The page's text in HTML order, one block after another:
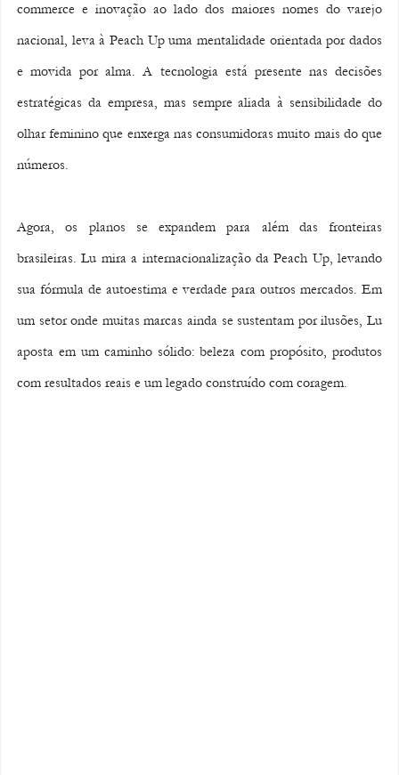
commerce e inovação ao lado dos maiores nomes do varejo
nacional, leva à Peach Up uma mentalidade orientada por dados
e movida por alma. A tecnologia está presente nas decisões
estratégicas da empresa, mas sempre aliada à sensibilidade do
olhar feminino que enxerga nas consumidoras muito mais do que
números.
Agora, os planos se expandem para além das fronteiras
brasileiras. Lu mira a internacionalização da Peach Up, levando
sua fórmula de autoestima e verdade para outros mercados. Em
um setor onde muitas marcas ainda se sustentam por ilusões, Lu
aposta em um caminho sólido: beleza com propósito, produtos
com resultados reais e um legado construído com coragem.